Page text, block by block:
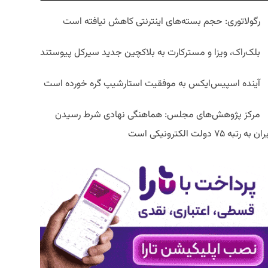
رگولاتوری: حجم بسته‌های اینترنتی کاهش نیافته است
بلک‌راک، ویزا و مسترکارت به بلاکچین جدید سیرکل پیوستند
آینده اسپیس‌ایکس به موفقیت استارشیپ گره خورده است
مرکز پژوهش‌های مجلس: هماهنگی نهادی شرط رسیدن
به رتبه ۷۵ دولت الکترونیکی است